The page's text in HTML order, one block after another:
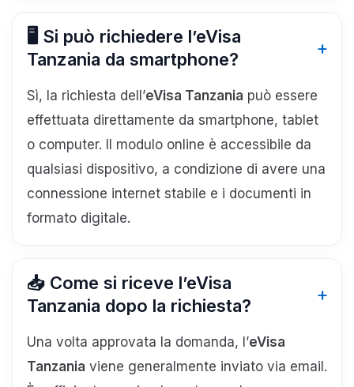
🖥️ Si può richiedere l’eVisa
Tanzania da smartphone?
Sì, la richiesta dell’eVisa Tanzania può essere
effettuata direttamente da smartphone, tablet
o computer. Il modulo online è accessibile da
qualsiasi dispositivo, a condizione di avere una
connessione internet stabile e i documenti in
formato digitale.
📥 Come si riceve l’eVisa
Tanzania dopo la richiesta?
Una volta approvata la domanda, l’eVisa
Tanzania viene generalmente inviato via email.